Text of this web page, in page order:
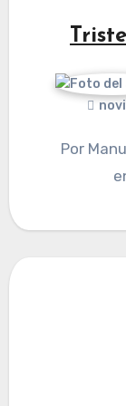
Por Manuel Cifuentes Vargas. Publicado